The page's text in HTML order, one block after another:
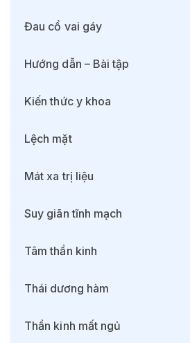
Đau cổ vai gáy
Hướng dẫn – Bài tập
Kiến thức y khoa
Lệch mặt
Mát xa trị liệu
Suy giãn tĩnh mạch
Tâm thần kinh
Thái dương hàm
Thần kinh mất ngủ